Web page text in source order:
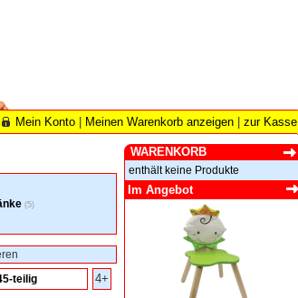
Mein Konto Meinen Warenkorb anzeigen zur Kasse
(5)
teilig 4+
WARENKORB
enthält keine Produkte
Im Angebot